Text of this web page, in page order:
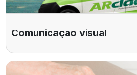
Comunicação visual